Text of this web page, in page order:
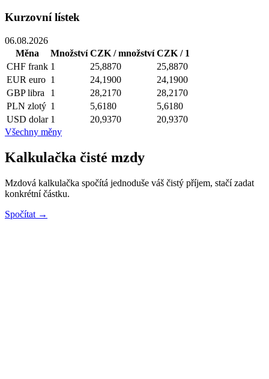
Kurzovní lístek
06.08.2026
Měna
Množství CZK / množství CZK / 1
CHF frank 1 25,8870
25,8870
EUR euro 1 24,1900
24,1900
GBP libra 1 28,2170
28,2170
PLN zlotý 1 5,6180
5,6180
USD dolar 1 20,9370
20,9370
Všechny měny
Kalkulačka čisté mzdy
Mzdová kalkulačka spočítá jednoduše váš čistý příjem, stačí zadat
konkrétní částku.
Spočítat →